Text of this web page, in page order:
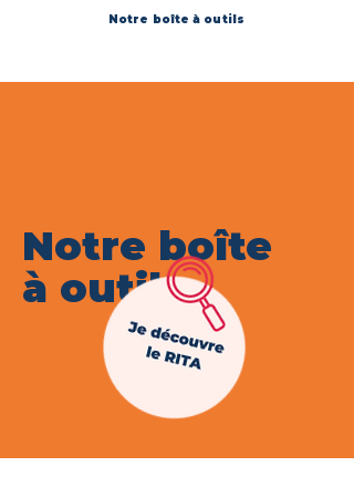
Notre boîte à outils
Notre boîte
à outils